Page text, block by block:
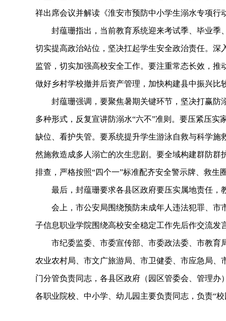
祥出席会议并解读《淮安市预防中小学生溺水专项
封蕴珊指出，当前教育系统迎来考试季、毕业季
切实提高政治站位，坚决扛起学生安全政治责任。
监管，切实加强高校安全工作。要注重常态长效，
做好乡村学校撤并后资产管理，加快构建县中振兴比
封蕴珊强调，要聚焦暑期关键环节，坚决打赢防
多种形式，反复宣讲防溺水“六不”准则。要压紧压实
缺位、看护失管。要系统提升学生游泳自救与科学
然施救造成多人溺亡的次生悲剧。要全域构建群防
排查，严格按照“四个一”标准配齐安全警示牌、救生
最后，封蕴珊要求各县区政府要压实属地责任，
会上，市公安局围绕预防未成年人违法犯罪、市
子信息职业学院围绕高校安全稳定工作先后作交流发
市纪委监委、市委宣传部、市委政法委、市教育
农业农村局、市文广旅游局、市卫健委、市应急局
门分管负责同志，各县区政府（园区管委会、管理
各职业院校、中小学、幼儿园主要负责同志，负责“